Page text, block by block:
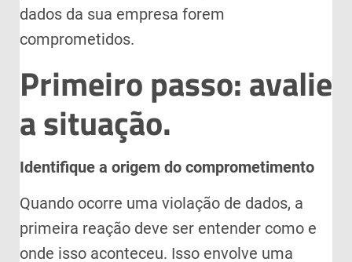
dados da sua empresa forem
comprometidos.
Primeiro passo: avalie
a situação.
Identifique a origem do comprometimento
Quando ocorre uma violação de dados, a
primeira reação deve ser entender como e
onde isso aconteceu. Isso envolve uma